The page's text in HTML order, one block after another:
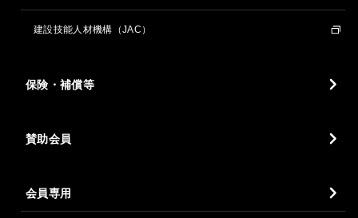
建設技能人材機構（JAC）
保険・補償等
賛助会員
会員専用